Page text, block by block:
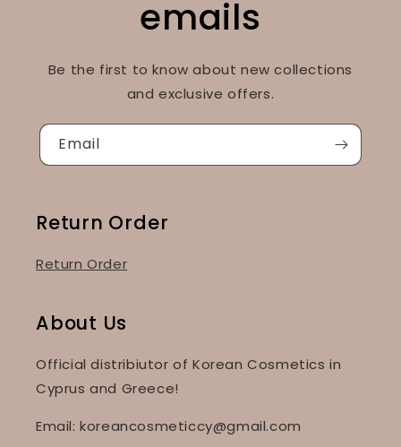
emails
Be the first to know about new collections
and exclusive offers.
Email
Return Order
Return Order
About Us
Official distribiutor of Korean Cosmetics in
Cyprus and Greece!
Email: koreancosmeticcy@gmail.com